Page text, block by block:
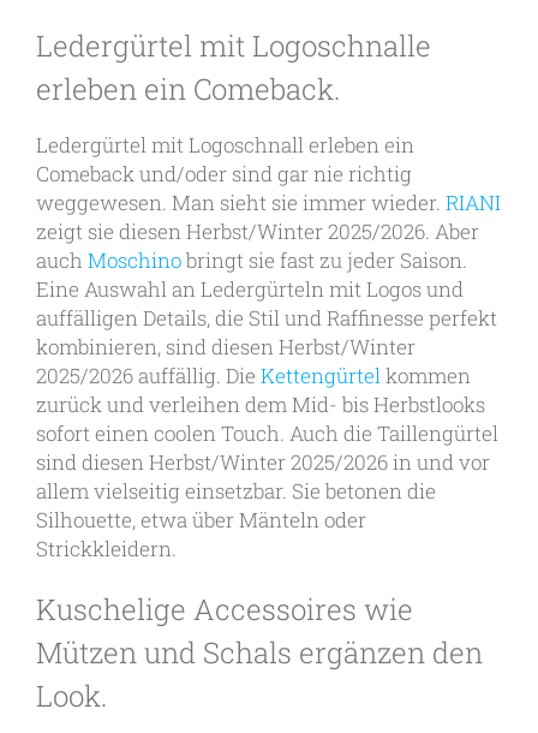
Ledergürtel mit Logoschnalle
erleben ein Comeback.
Ledergürtel mit Logoschnall erleben ein
Comeback und/oder sind gar nie richtig
weggewesen. Man sieht sie immer wieder. RIANI
zeigt sie diesen Herbst/Winter 2025/2026. Aber
auch Moschinobringt sie fast zu jeder Saison.
Eine Auswahl an Ledergürteln mit Logos und
auffälligen Details, die Stil und Raffinesse perfekt
kombinieren, sind diesen Herbst/Winter
2025/2026 auffällig. Die Kettengürtelkommen
zurück und verleihen dem Mid- bis Herbstlooks
sofort einen coolen Touch. Auch die Taillengürtel
sind diesen Herbst/Winter 2025/2026 in und vor
allem vielseitig einsetzbar. Sie betonen die
Silhouette, etwa über Mänteln oder
Strickkleidern.
Kuschelige Accessoires wie
Mützen und Schals ergänzen den
Look.